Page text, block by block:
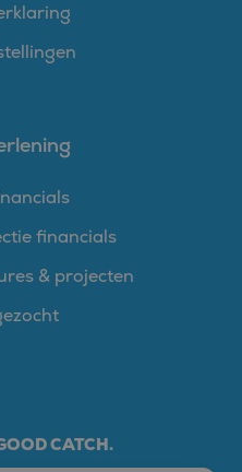
financials
& projecten
CATCH.